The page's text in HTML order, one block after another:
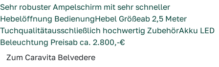
Sehr robuster Ampelschirm mit sehr schneller
Hebelöffnung BedienungHebel Größeab 2,5 Meter
Tuchqualitätausschließlich hochwertig ZubehörAkku LED
Beleuchtung Preisab ca. 2.800,-€
Zum Caravita Belvedere